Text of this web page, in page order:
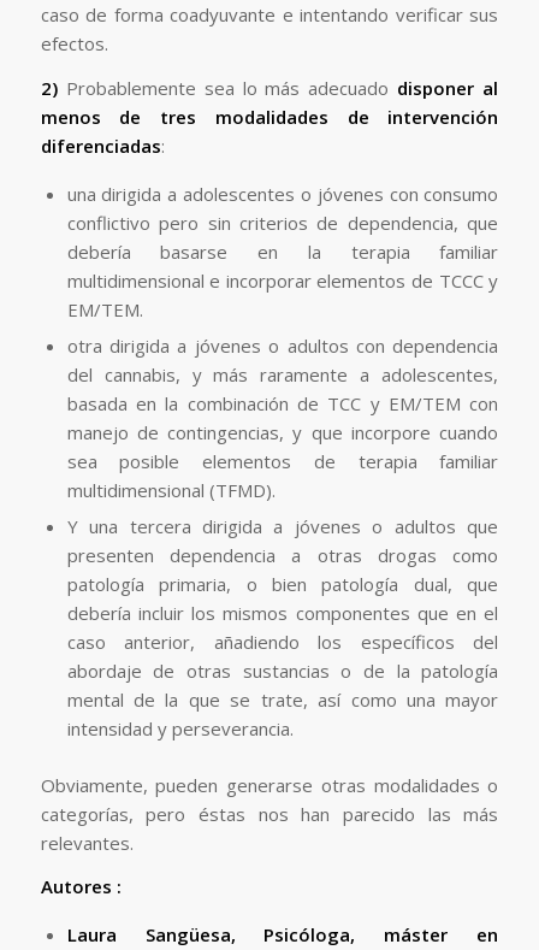
caso de forma coadyuvante e intentando verificar sus
efectos.
2)Probablemente sea lo más adecuado disponer al
menos de tres modalidades de intervención
diferenciadas:
una dirigida a adolescentes o jóvenes con consumo
conflictivo pero sin criterios de dependencia, que
debería basarse en la terapia familiar
multidimensional e incorporar elementos de TCCC y
EM/TEM.
otra dirigida a jóvenes o adultos con dependencia
del cannabis, y más raramente a adolescentes,
basada en la combinación de TCC y EM/TEM con
manejo de contingencias, y que incorpore cuando
sea posible elementos de terapia familiar
multidimensional (TFMD).
Y una tercera dirigida a jóvenes o adultos que
presenten dependencia a otras drogas como
patología primaria, o bien patología dual, que
debería incluir los mismos componentes que en el
caso anterior, añadiendo los específicos del
abordaje de otras sustancias o de la patología
mental de la que se trate, así como una mayor
intensidad y perseverancia.
Obviamente, pueden generarse otras modalidades o
categorías, pero éstas nos han parecido las más
relevantes.
Autores :
Laura Sangüesa, Psicóloga, máster en